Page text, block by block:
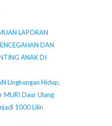
LAPORAN
DAN
ANAK DI
Lingkungan Hidup,
MURI Daur Ulang
1000 Lilin